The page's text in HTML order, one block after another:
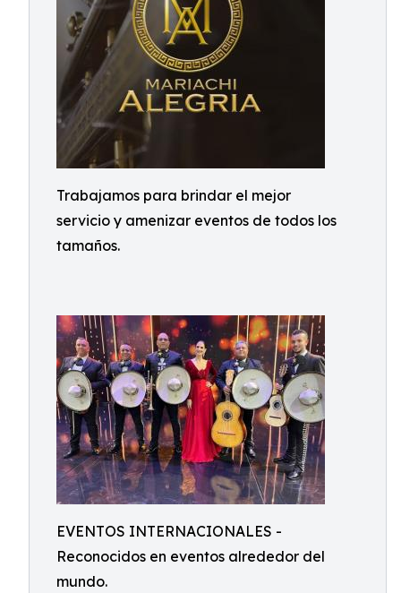
Trabajamos para brindar el mejor
servicio y amenizar eventos de todos los
tamaños.
EVENTOS INTERNACIONALES -
Reconocidos en eventos alrededor del
mundo.